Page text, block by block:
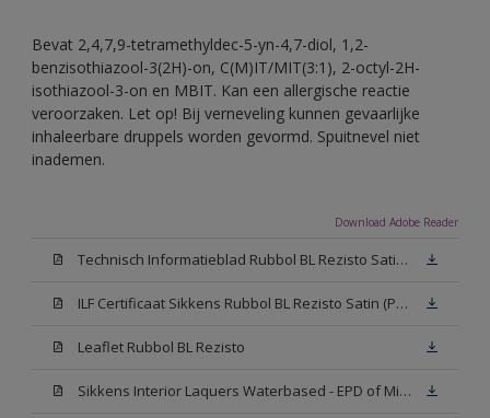
Bevat 2,4,7,9-tetramethyldec-5-yn-4,7-diol, 1,2-
benzisothiazool-3(2H)-on, C(M)IT/MIT(3:1), 2-octyl-2H-
isothiazool-3-on en MBIT. Kan een allergische reactie
veroorzaken. Let op! Bij verneveling kunnen gevaarlijke
inhaleerbare druppels worden gevormd. Spuitnevel niet
inademen.
Download Adobe Reader
Technisch Informatieblad Rubbol BL Rezisto Satin (PDF)
ILF Certificaat Sikkens Rubbol BL Rezisto Satin (PDF)
Leaflet Rubbol BL Rezisto
Sikkens Interior Laquers Waterbased - EPD of Milieuproductverklaring